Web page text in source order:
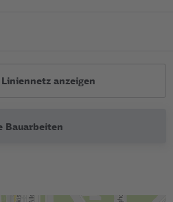
anzeigen
Bauarbeiten